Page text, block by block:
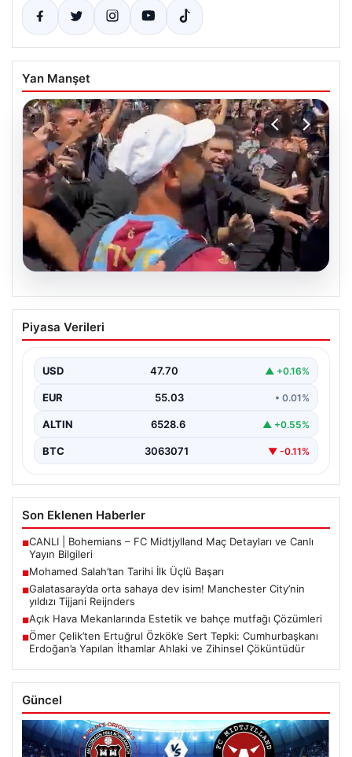
Yan Manşet
05.08.2026
Mohamed Salah’tan Tarihi İlk Üçlü
Başarı
önemli bir dönüm noktasına imza attı. Takımının
hücum…
Piyasa Verileri
USD 47.70 ▲ +0.16%
EUR 55.03 • 0.01%
ALTIN 6528.6 ▲ +0.55%
BTC 3063071 ▼ -0.11%
Son Eklenen Haberler
■CANLI | Bohemians – FC Midtjylland Maç Detayları ve Canlı
Yayın Bilgileri
■Mohamed Salah’tan Tarihi İlk Üçlü Başarı
■Galatasaray’da orta sahaya dev isim! Manchester City’nin
yıldızı Tijjani Reijnders
■Açık Hava Mekanlarında Estetik ve bahçe mutfağı Çözümleri
■Ömer Çelik’ten Ertuğrul Özkök’e Sert Tepki: Cumhurbaşkanı
Erdoğan’a Yapılan İthamlar Ahlaki ve Zihinsel Çöküntüdür
Güncel